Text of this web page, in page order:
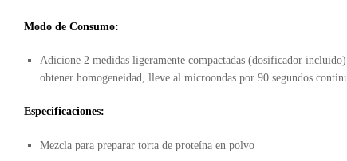
Modo de Consumo:
Adicione 2 medidas ligeramente compactadas (dosificador
obtener homogeneidad, lleve al microondas por 90 segundos
Especificaciones:
Mezcla para preparar torta de proteína en polvo